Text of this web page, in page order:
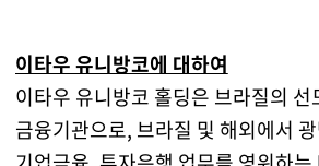
이타우 유니방코에 대하여
이타우 유니방코 홀딩은 브라질의 선
금융기관으로, 브라질 및 해외에서